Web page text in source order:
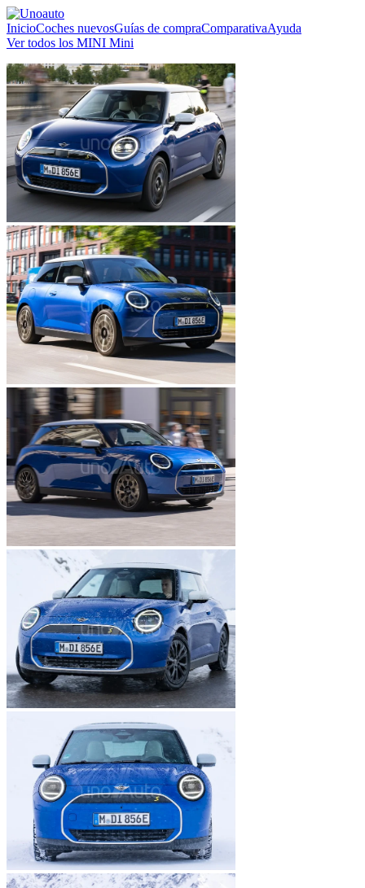
InicioCoches nuevosGuías de compraComparativaAyuda
Ver todos los MINI Mini